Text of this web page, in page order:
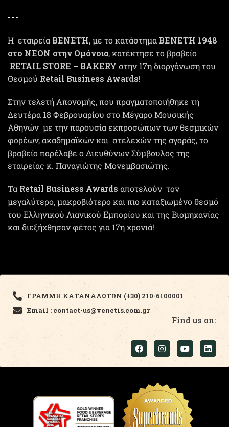
H εταιρεία ΒΕΝΕΤΗ, με το κατάστημα ΒΕΝΕΤΗ 1948
στο ΝΕΟΝ στην Ομόνοια, κατέκτησε το βραβείο
RETAIL STORE – BAKERY στην 17η διοργάνωση του
Θεσμού Retail Business Awards!
Στην τελετή Απονομής, που πραγματοποιήθηκε τη
Δευτέρα 18 Φεβρουαρίου στο Μέγαρο Μουσικής
Αθηνών με την παρουσία εκπροσώπων των θεσμικών
φορέων, ακαδημαϊκών και στελεχών της αγοράς, το
βραβείο παρέλαβε ο Διευθύνων Σύμβουλος της
εταιρείας κ. Παναγιώτης Μονεμβασιώτης.
Τα Retail Business Awards αποτελούν τον
μεγαλύτερο, μακροβιότερο και πιο καταξιωμένο θεσμό
του Ελληνικού Λιανικού Εμπορίου και της Βιομηχανίας
και διεξήχθησαν φέτος για 17η χρονιά!
ΓΡΑΜΜΗ ΚΑΤΑΝΑΛΩΤΩΝ (+30) 210-6100001
Email : contact-us@venetis.com.gr
Find us on: